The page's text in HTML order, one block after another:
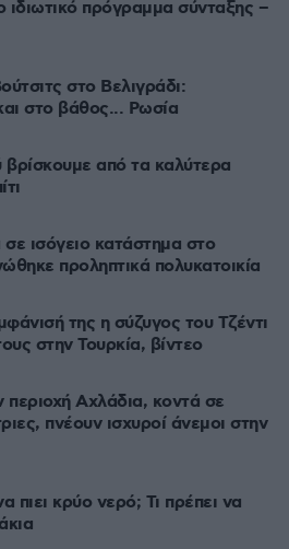
πρόγραμμα σύνταξης –
στο Βελιγράδι:
στο βάθος... Ρωσία
από τα καλύτερα
ισόγειο κατάστημα στο
προληπτικά πολυκατοικία
της η σύζυγος του Τζέντι
στην Τουρκία, βίντεο
Αχλάδια, κοντά σε
πνέουν ισχυροί άνεμοι στην
πιει κρύο νερό; Τι πρέπει να